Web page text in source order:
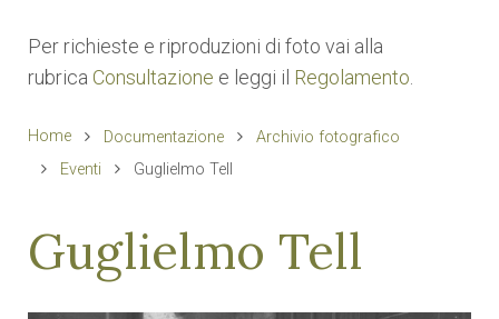
Per richieste e riproduzioni di foto vai alla
rubrica Consultazione e leggi il Regolamento
Home Documentazione
Archivio fotografico
Eventi
Guglielmo Tell
Guglielmo Tell